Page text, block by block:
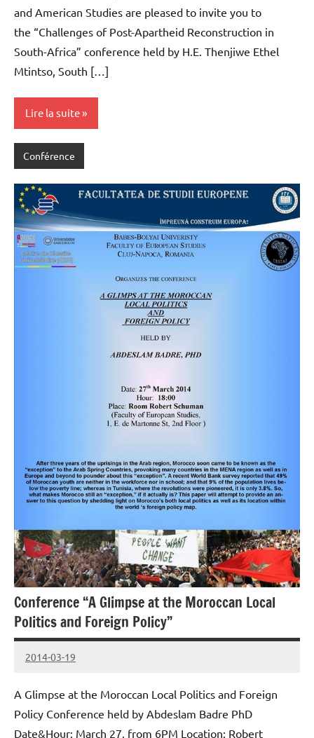
and American Studies are pleased to invite you to
the “Challenges of Post-Apartheid Reconstruction in
South-Africa” conference held by H.E. Thenjiwe Ethel
Mtintso, South […]
Lire la suite
Conférence
Conference “A Glimpse at the Moroccan Local
Politics and Foreign Policy”
2014-03-19
cestaf
A Glimpse at the Moroccan Local Politics and Foreign
Policy Conference held by Abdeslam Badre PhD
Date&Hour: March 27, from 6PM Location: Robert